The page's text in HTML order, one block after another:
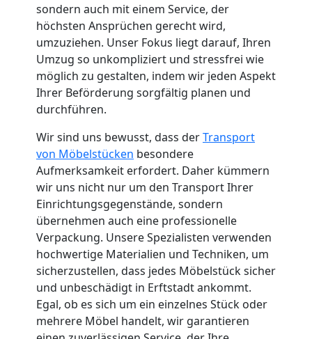
sondern auch mit einem Service, der
höchsten Ansprüchen gerecht wird,
umzuziehen. Unser Fokus liegt darauf, Ihren
Umzug so unkompliziert und stressfrei wie
möglich zu gestalten, indem wir jeden Aspekt
Ihrer Beförderung sorgfältig planen und
durchführen.
Wir sind uns bewusst, dass derTransport
von Möbelstücken besondere
Aufmerksamkeit erfordert. Daher kümmern
wir uns nicht nur um den Transport Ihrer
Einrichtungsgegenstände, sondern
übernehmen auch eine professionelle
Verpackung. Unsere Spezialisten verwenden
hochwertige Materialien und Techniken, um
sicherzustellen, dass jedes Möbelstück sicher
und unbeschädigt in Erftstadt ankommt.
Egal, ob es sich um ein einzelnes Stück oder
mehrere Möbel handelt, wir garantieren
Küchenumzug
Wolfsberg
Umzug
und
Lagerung
Wolfsberg
Full-
Service-